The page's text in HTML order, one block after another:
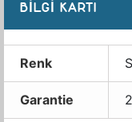
BILGI KARTI
Renk
Garantie